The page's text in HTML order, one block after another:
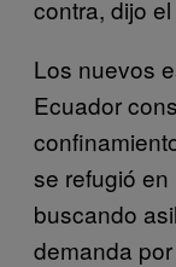
contra, dijo
Los nuevos
Ecuador
se refugió
buscando
demanda